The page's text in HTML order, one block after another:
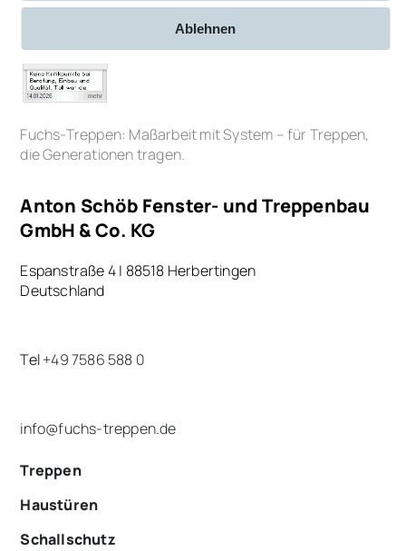
Ablehnen
Fuchs-Treppen: Maßarbeit mit System – für Treppen,
die Generationen tragen.
Anton Schöb Fenster- und Treppenbau
GmbH & Co. KG
Espanstraße 4 | 88518 Herbertingen
Deutschland
Tel+49 7586 588 0
info@fuchs-treppen.de
Treppen
Haustüren
Schallschutz